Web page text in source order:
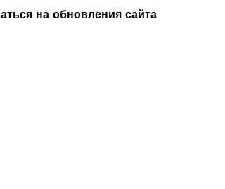
на обновления сайта